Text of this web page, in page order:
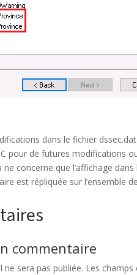
dans le fichier
pour de futures modifications
ne concerne que l’affichage
est répliquée sur l’ensemble
commentaire
ne sera pas publiée. Les